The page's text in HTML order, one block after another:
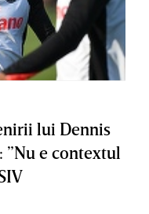
lui Dennis
e contextul